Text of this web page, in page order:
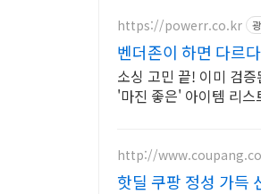
https://powerr.co.kr
벤더존이 하면 다르
소싱 고민 끝! 이미 검
'마진 좋은' 아이템 리스
http://
핫딜 쿠팡 정성 가득